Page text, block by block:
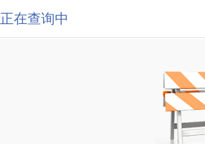
正在查询中